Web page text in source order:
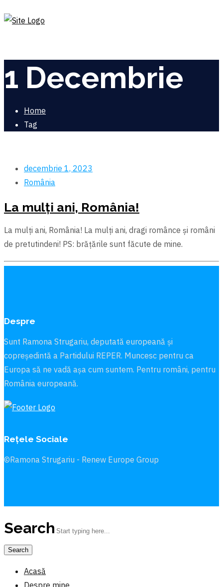
1 Decembrie
Home
Tag
decembrie 1, 2023
România
La mulți ani, România!
La mulți ani, România! La mulți ani, dragi românce și români
de pretutindeni! PS: brăţările sunt făcute de mine.
Despre
Sunt Ramona Strugariu, deputată europeană și
copreședintă a Partidului REPER. Muncesc pentru ca
Europa să ne vadă aşa cum suntem. Pentru români, pentru
România europeană.
Rețele Sociale
©Ramona Strugariu - Renew Europe Group
Search
Acasă